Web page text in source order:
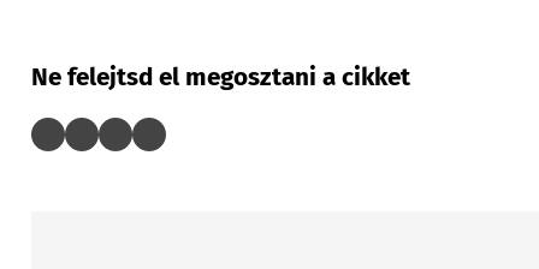
Ne felejtsd el megosztani a cikket